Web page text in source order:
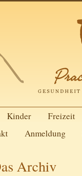
Kinder Freizeit
Anmeldung
Archiv